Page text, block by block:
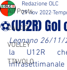
All Posts
CALCIO
VOLLEY
T.TAVOLO
⚽(U12R)
Redazione OLC
29 nov 2022
Legnano 26/11/
la U12R